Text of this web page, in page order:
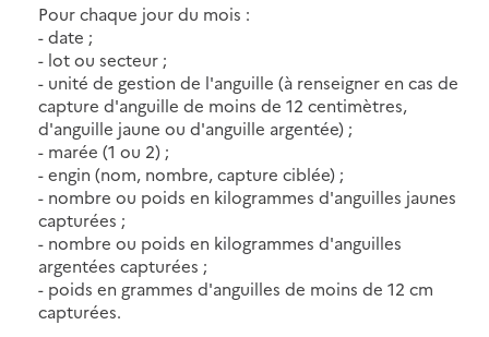
Pour chaque jour du mois :
- date ;
- lot ou secteur ;
- unité de gestion de l'anguille (à renseigner en cas de
capture d'anguille de moins de 12 centimètres,
d'anguille jaune ou d'anguille argentée) ;
- marée (1 ou 2) ;
- engin (nom, nombre, capture ciblée) ;
- nombre ou poids en kilogrammes d'anguilles jaunes
capturées ;
- nombre ou poids en kilogrammes d'anguilles
argentées capturées ;
- poids en grammes d'anguilles de moins de 12 cm
capturées.